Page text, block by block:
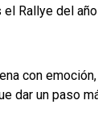
Rallye del
con
dar un paso